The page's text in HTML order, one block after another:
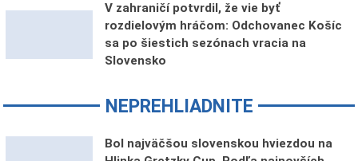
V zahraničí potvrdil, že vie byť
rozdielovým hráčom: Odchovanec Košíc
sa po šiestich sezónach vracia na
Slovensko
NEPREHLIADNITE
Bol najväčšou slovenskou hviezdou na